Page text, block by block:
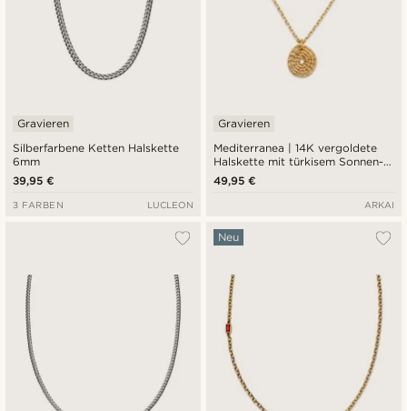
Silberfarbene Ketten Halskette
6mm
Gravieren
39,95 €
3 FARBEN LUCLEON
Mediterranea | 14K vergoldete
Halskette mit türkisem Sonnen-
und Medaillonanhänger
Gravieren
49,95 €
ARKAI
Neu